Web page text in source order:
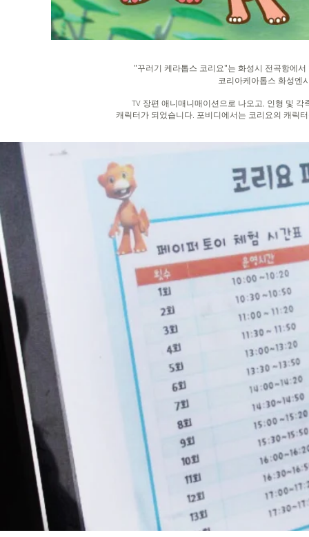
"꾸러기 케라톱스 코리요"는 화성시 전곡항에
코리아케아톱스 화성엔
TV 장편 애니매니매이션으로 나오고, 인형 및
캐릭터가 되었습니다. 포비디에서는 코리요의 캐릭